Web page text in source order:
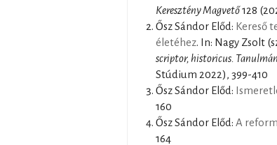
Keresztény Magvető128
Ősz Sándor Előd: Kereső
életéhez. In: Nagy Zsolt
scriptor, historicus.
Stúdium 2022), 399-410
Ősz Sándor Előd:
160
Ősz Sándor Előd: A
164